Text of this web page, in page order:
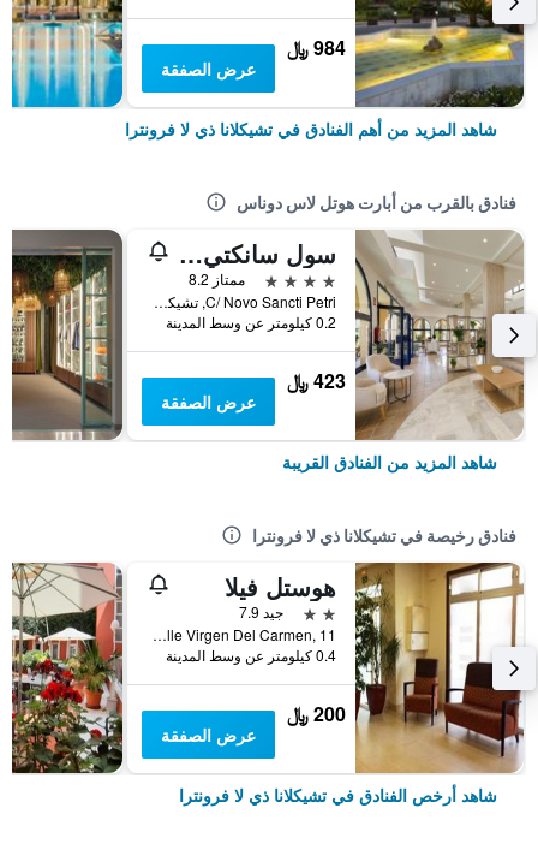
984 ﷼
عرض الصفقة
شاهد المزيد من أهم الفنادق في تشيكلانا ذي لا فرونترا
فنادق بالقرب من أبارت هوتل لاس دوناس
سول سانكتي بيتري
4 نجوم
ممتاز 8.2
C/ Novo Sancti Petri, تشيكلانا ذي لا فرونترا, منطقة أندلوسيا, أسبانيا
0.2 كيلومتر عن وسط المدينة
423 ﷼
عرض الصفقة
شاهد المزيد من الفنادق القريبة
فنادق رخيصة في تشيكلانا ذي لا فرونترا
هوستل فيلا
2 نجمتين
جيد 7.9
Calle Virgen Del Carmen, 11, تشيكلانا ذي لا فرونترا, منطقة أندلوسيا, أسبانيا
0.4 كيلومتر عن وسط المدينة
200 ﷼
عرض الصفقة
شاهد أرخص الفنادق في تشيكلانا ذي لا فرونترا